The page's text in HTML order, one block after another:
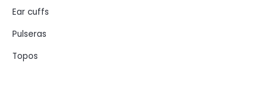
Ear cuffs
Pulseras
Topos